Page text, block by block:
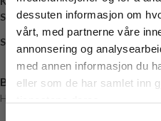
dessuten informasjon om
vårt, med partnerne våre
annonsering og
med annen informasjon du
eller som de har samlet inn
tjenestene deres.
Stikkord:Enhjørnnig,Hekle ,
Share:
Beskrivelse
Hekle en søt enhjørninger med
Vil
10%